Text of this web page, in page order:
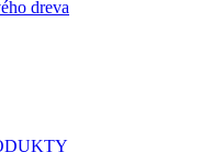
dreva